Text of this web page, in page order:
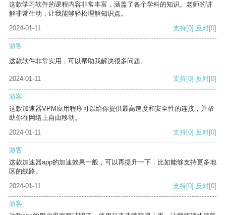
这款学习软件的课程内容非常丰富，涵盖了各个学科的知识。老师的讲
解非常生动，让我能够轻松理解知识点。
2024-01-11
支持[0] 反对[0]
游客
这款软件非常实用，可以帮助我解决很多问题。
2024-01-11 支持[0] 反对[0]
游客
这款加速器VPM应用程序可以给你提供最高速度和安全性的连接，并帮
助你在网络上自由移动。
2024-01-11
支持[0] 反对[0]
游客
这款加速器app的加速效果一般，可以再提升一下，比如能够支持更多地
区的线路。
2024-01-11
支持[0] 反对[0]
游客